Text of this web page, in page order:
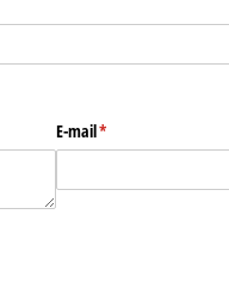
E-mail*
(wymagane)